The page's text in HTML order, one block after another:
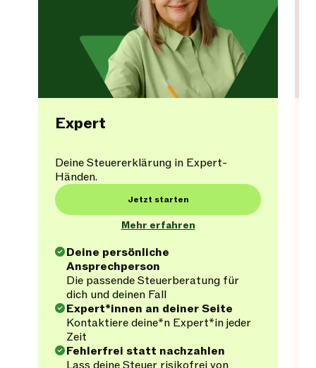
Expert
Deine Steuererklärung in Expert-
Händen.
Jetzt starten
Mehr erfahren
Deine persönliche
Ansprechperson
Die passende Steuerberatung für
dich und deinen Fall
Expert*innen an deiner Seite
Kontaktiere deine*n Expert*in jeder
Zeit
Fehlerfrei statt nachzahlen